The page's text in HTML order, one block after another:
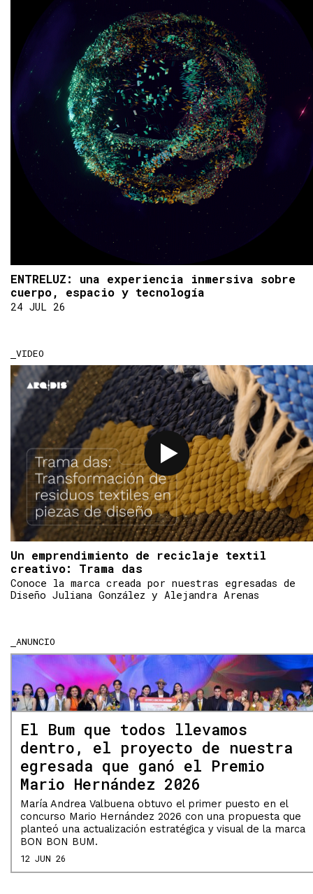
ENTRELUZ: una experiencia inmersiva sobre
cuerpo, espacio y tecnología
24 JUL 26
VIDEO
Un emprendimiento de reciclaje textil
creativo: Trama das
Conoce la marca creada por nuestras egresadas de
Diseño Juliana González y Alejandra Arenas
ANUNCIO
El Bum que todos llevamos
dentro, el proyecto de nuestra
egresada que ganó el Premio
Mario Hernández 2026
María Andrea Valbuena obtuvo el primer puesto en el
concurso Mario Hernández 2026 con una propuesta que
planteó una actualización estratégica y visual de la marca
BON BON BUM.
12 JUN 26